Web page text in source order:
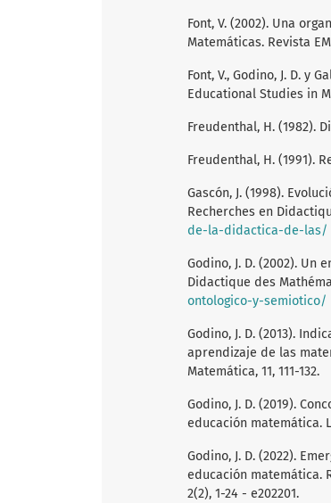
Font, V. (2002). Una
Matemáticas. Revista
Font, V., Godino, J. D. y
Educational Studies in
Freudenthal, H. (1982).
Freudenthal, H. (1991).
Gascón, J. (1998).
Recherches en
de-la-didactica-de-las/
Godino, J. D. (2002).
Didactique des
ontologico-y-semiotico/
Godino, J. D. (2013).
aprendizaje de las
Matemática, 11, 111-132.
Godino, J. D. (2019).
educación matemática.
Godino, J. D. (2022).
educación matemática.
2(2), 1-24 - e202201.